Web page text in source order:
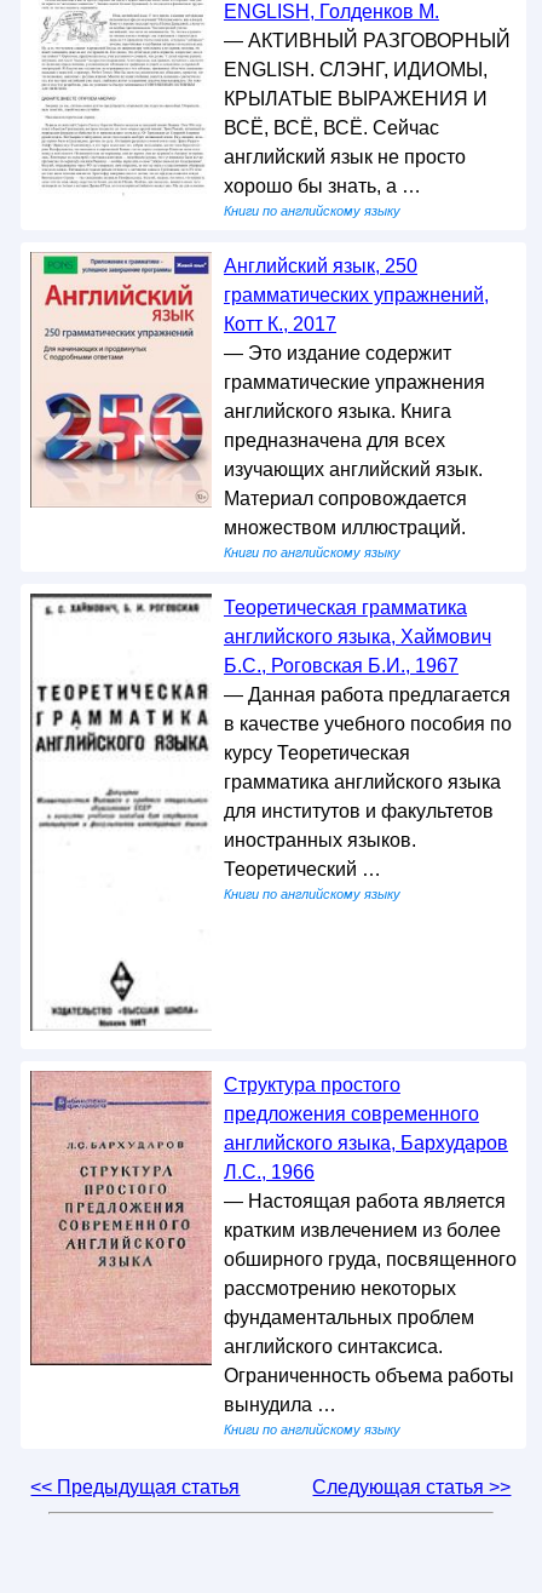
ENGLISH, Голденков М.
— АКТИВНЫЙ РАЗГОВОРНЫЙ
ENGLISH. СЛЭНГ, ИДИОМЫ,
КРЫЛАТЫЕ ВЫРАЖЕНИЯ И
ВСЁ, ВСЁ, ВСЁ. Сейчас
английский язык не просто
хорошо бы знать, а …
Книги по английскому языку
Английский язык, 250
грамматических упражнений,
Котт К., 2017
— Это издание содержит
грамматические упражнения
английского языка. Книга
предназначена для всех
изучающих английский язык.
Материал сопровождается
множеством иллюстраций.
Книги по английскому языку
Теоретическая грамматика
английского языка, Хаймович
Б.С., Роговская Б.И., 1967
— Данная работа предлагается
в качестве учебного пособия по
курсу Теоретическая
грамматика английского языка
для институтов и факультетов
иностранных языков.
Теоретический …
Книги по английскому языку
Структура простого
предложения современного
английского языка, Бархударов
Л.С., 1966
— Настоящая работа является
кратким извлечением из более
обширного груда, посвященного
рассмотрению некоторых
фундаментальных проблем
английского синтаксиса.
Ограниченность объема работы
вынудила …
Книги по английскому языку
<< Предыдущая статья Следующая статья >>